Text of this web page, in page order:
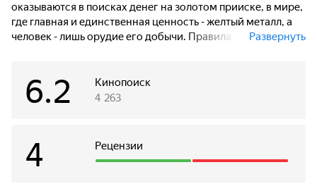
оказываются в поисках денег на золотом прииске, в мире,
где главная и единственная ценность - желтый металл, а
человек - лишь орудие его добычи. Правила
доходное «предприятие» в тайге. В конце каждого сезона
от старателей, как он ненужных свидетелей, бесшумно
Андрей и Юра очень скоро понимают, что им не избежать
общей участи.
Развернуть
Кинопоиск
6.2 4 263
Рецензии
4